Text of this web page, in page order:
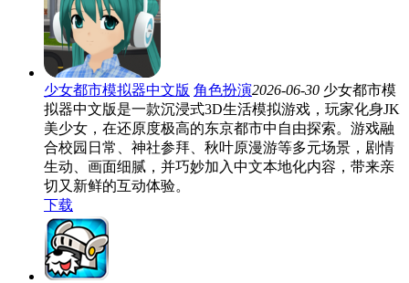
少女都市模拟器中文版 角色扮演2026-06-30 少女都市模
拟器中文版是一款沉浸式3D生活模拟游戏，玩家化身JK
美少女，在还原度极高的东京都市中自由探索。游戏融
合校园日常、神社参拜、秋叶原漫游等多元场景，剧情
生动、画面细腻，并巧妙加入中文本地化内容，带来亲
切又新鲜的互动体验。
下载